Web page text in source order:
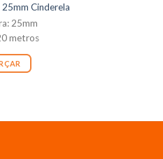
Cinderela
25mm
metros